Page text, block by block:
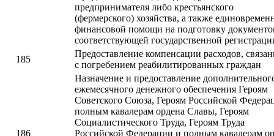
предпринимателя либо крестьянского
(фермерского) хозяйства, а также
финансовой помощи на подготовку
соответствующей государственной
185
Предоставление компенсации расходов,
с погребением реабилитированных граждан
186
Назначение и предоставление
ежемесячного денежного обеспечения Героям
Советского Союза, Героям Российской
полным кавалерам ордена Славы, Героям
Социалистического Труда, Героям Труда
Российской Федерации и полным кавалерам